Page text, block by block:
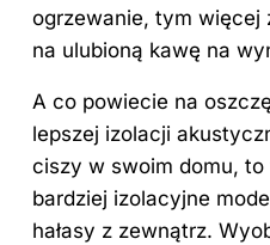
ogrzewanie, tym więcej
na ulubioną kawę na
A co powiecie na
lepszej izolacji
ciszy w swoim domu,
bardziej izolacyjne
hałasy z zewnątrz.